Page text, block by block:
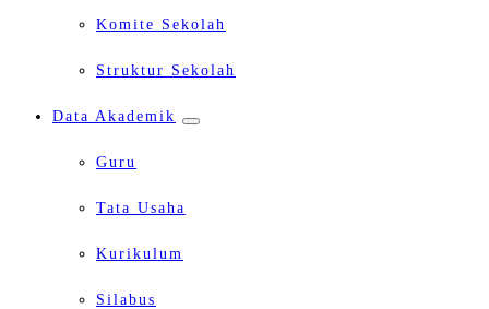
Komite Sekolah
Struktur Sekolah
Data Akademik
Guru
Tata Usaha
Kurikulum
Silabus